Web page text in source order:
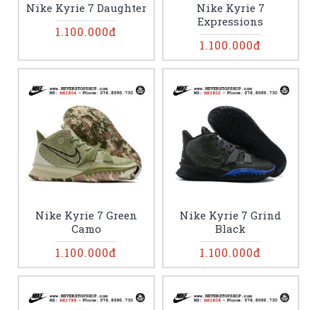
Nike Kyrie 7 Daughter
1.100.000đ
Nike Kyrie 7
Expressions
1.100.000đ
Nike Kyrie 7 Green
Camo
1.100.000đ
Nike Kyrie 7 Grind
Black
1.100.000đ